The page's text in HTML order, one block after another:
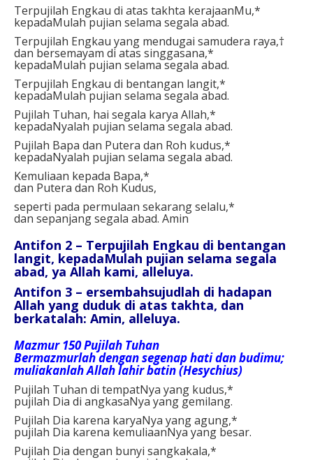
Terpujilah Engkau di atas takhta kerajaanMu,*
kepadaMulah pujian selama segala abad.
Terpujilah Engkau yang mendugai samudera raya,†
dan bersemayam di atas singgasana,*
kepadaMulah pujian selama segala abad.
Terpujilah Engkau di bentangan langit,*
kepadaMulah pujian selama segala abad.
Pujilah Tuhan, hai segala karya Allah,*
kepadaNyalah pujian selama segala abad.
Pujilah Bapa dan Putera dan Roh kudus,*
kepadaNyalah pujian selama segala abad.
Kemuliaan kepada Bapa,*
dan Putera dan Roh Kudus,
seperti pada permulaan sekarang selalu,*
dan sepanjang segala abad. Amin
Antifon 2 – Terpujilah Engkau di bentangan
langit, kepadaMulah pujian selama segala
abad, ya Allah kami, alleluya.
Antifon 3 – ersembahsujudlah di hadapan
Allah yang duduk di atas takhta, dan
berkatalah: Amin, alleluya.
Mazmur 150 Pujilah Tuhan
Bermazmurlah dengan segenap hati dan budimu;
muliakanlah Allah lahir batin (Hesychius)
Pujilah Tuhan di tempatNya yang kudus,*
pujilah Dia di angkasaNya yang gemilang.
Pujilah Dia karena karyaNya yang agung,*
pujilah Dia karena kemuliaanNya yang besar.
Pujilah Dia dengan bunyi sangkakala,*